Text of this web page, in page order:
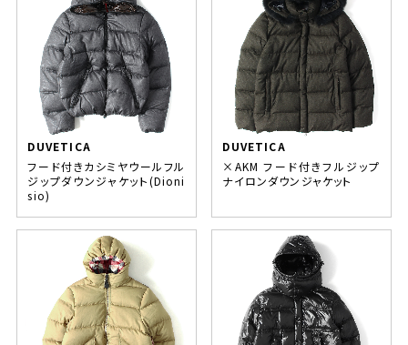
DUVETICA
フード付きカシミヤウールフル
ジップダウンジャケット(Dioni
sio)
DUVETICA
×AKM フード付きフルジップ
ナイロンダウンジャケット